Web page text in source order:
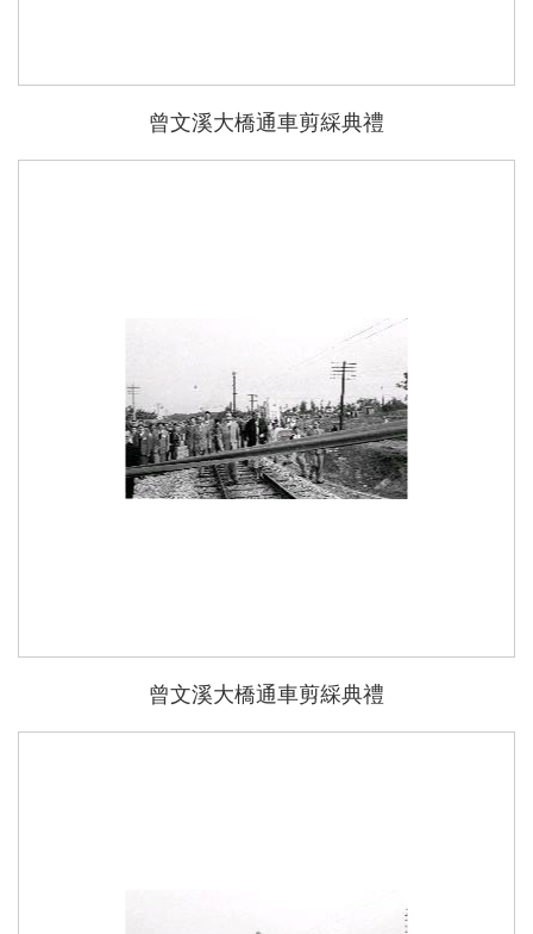
曾文溪大橋通車剪綵典禮
曾文溪大橋通車剪綵典禮